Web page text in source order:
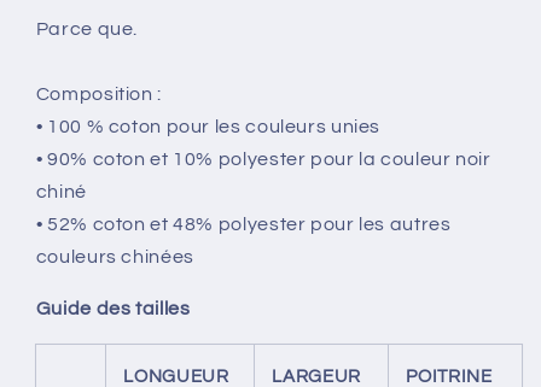
c’est
Parce que.
Composition :
• 100 % coton pour les couleurs unies
• 90% coton et 10% polyester pour la couleur noir
chiné
• 52% coton et 48% polyester pour les autres
couleurs chinées
Guide des tailles
LONGUEUR
LARGEUR
POITRINE